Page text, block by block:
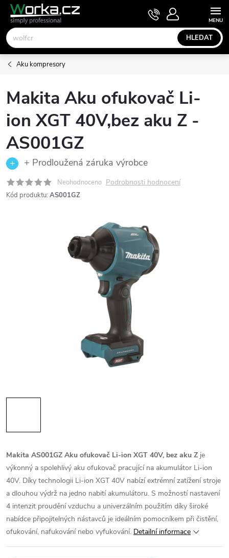
Přejít
obsah
HLEDAT
NÁKUPNÍ
KOŠÍK
Aku kompresory
Makita Aku ofukovač Li-
ion XGT 40V,bez aku Z -
AS001GZ
+ Prodloužená záruka výrobce
Neohodnoceno Podrobnosti hodnocení
Kód produktu: AS001GZ
Makita AS001GZ Aku ofukovač Li-ion XGT 40V, bez aku Z je
výkonný a spolehlivý aku ofukovač pracující na akumulátor Li-ion
40V. Díky technologii Li-ion XGT 40V nabízí extrémní zatížení stroje
a dlouhou výdrž na jedno nabití akumulátoru. S možností nastavení
4 intenzit proudění vzduchu a univerzálním použitím díky široké
nabídce připojitelných nástavců je ideálním pomocníkem při čistění,
ofukování, nafukování nebo vyfukování. Detailní informace